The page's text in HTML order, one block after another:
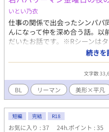
いとい乃衣
仕事の関係で出会ったシンパパ
んになって仲を深め合う話。以
だいたお話です。※Rシーンはタ
【受】乾 巧（いぬい たくみ
真面目に働くシングルファザー
島 航（にいじま わたる） 27
さん。息子が一人のイケメンシ
などはXでやってるので、ご興
と嬉しいです。
続きを
文字数
BL リーマン 美形×平凡
短編 完結 R18
お気に入り : 37 24h.ポイント : 35